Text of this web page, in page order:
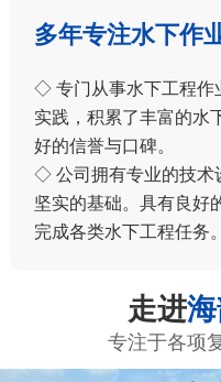
多年专注水下作
◇ 专门从事水下工程作
实践，积累了丰富的水
好的信誉与口碑。
◇ 公司拥有专业的技术
坚实的基础。具有良好
完成各类水下工程任务。
走进
专注于各项